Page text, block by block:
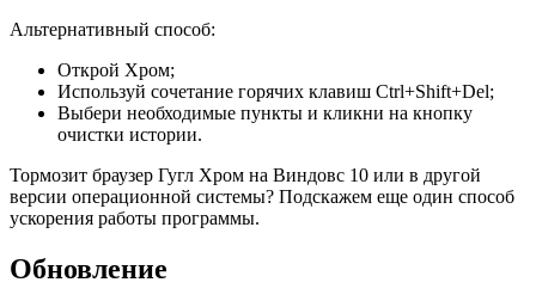
Альтернативный способ:
Открой Хром;
Используй сочетание горячих клавиш Ctrl+Shift+Del;
Выбери необходимые пункты и кликни на кнопку
очистки истории.
Тормозит браузер Гугл Хром на Виндовс 10 или в другой
версии операционной системы? Подскажем еще один способ
ускорения работы программы.
Обновление